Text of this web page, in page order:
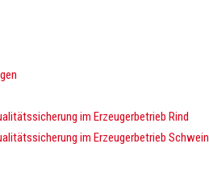
im Erzeugerbetrieb Rind
im Erzeugerbetrieb Schwein